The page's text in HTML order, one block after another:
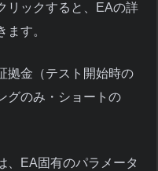
リックすると、EAの詳
す。
拠金（テスト開始時の
グのみ・ショートの
、EA固有のパラメータ